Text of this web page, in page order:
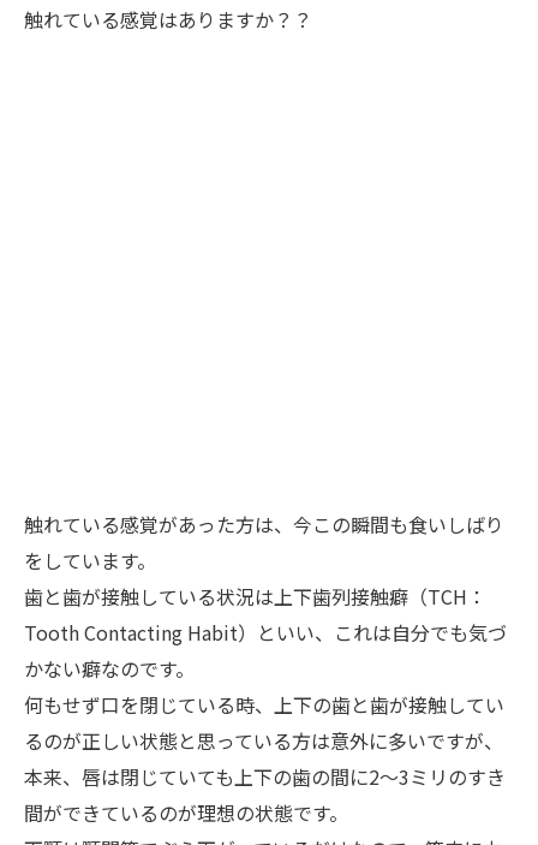
触れている感覚はありますか？？
触れている感覚があった方は、今この瞬間も食いしばり
をしています。
歯と歯が接触している状況は上下歯列接触癖（TCH：
Tooth Contacting Habit）といい、これは自分でも気づ
かない癖なのです。
何もせず口を閉じている時、上下の歯と歯が接触してい
るのが正しい状態と思っている方は意外に多いですが、
本来、唇は閉じていても上下の歯の間に2～3ミリのすき
間ができているのが理想の状態です。